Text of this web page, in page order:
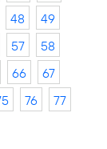
48
49
57
58
66
67
76
77